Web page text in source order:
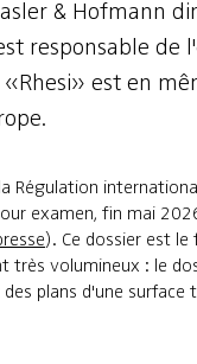
& Hofmann
responsable de
est en
Régulation
examen, fin mai
). Ce dossier est
volumineux : le
plans d'une